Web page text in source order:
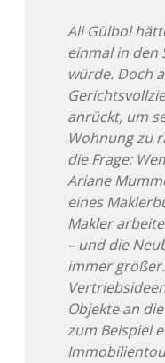
Ali Gülbol
einmal in den
würde. Doch
anrückt, um
Wohnung zu
die Frage:
Ariane
eines
Makler
– und die
immer
Objekte an
zum Beispiel